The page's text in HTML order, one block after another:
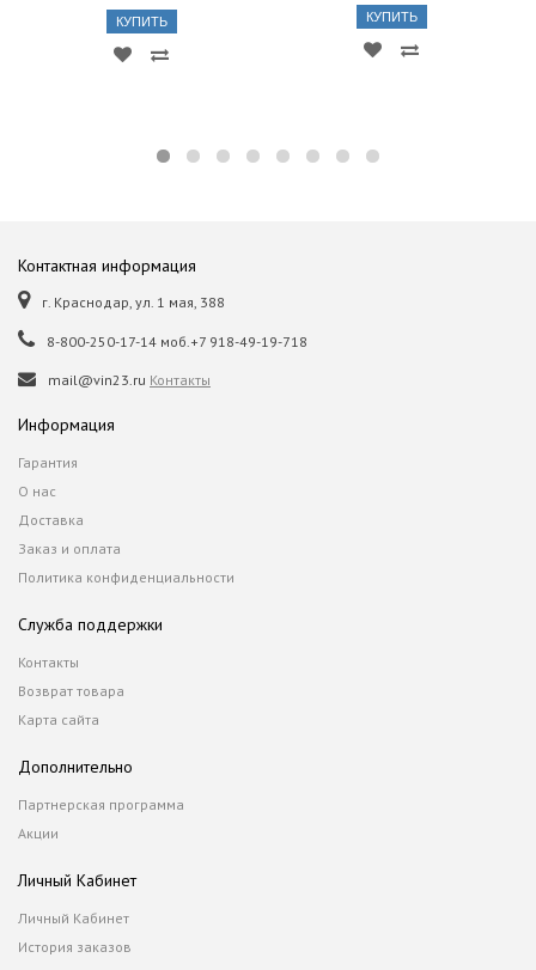
КУПИТЬ КУПИТЬ
Контактная информация
г. Краснодар, ул. 1 мая, 388
8-800-250-17-14 моб.+7 918-49-19-718
mail@vin23.ru Контакты
Информация
Гарантия
О нас
Доставка
Заказ и оплата
Политика конфиденциальности
Служба поддержки
Контакты
Возврат товара
Карта сайта
Дополнительно
Партнерская программа
Акции
Личный Кабинет
Личный Кабинет
История заказов